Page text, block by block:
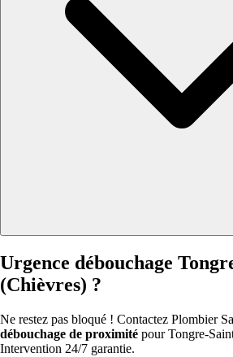
Urgence débouchage
(Chièvres) ?
Ne restez pas bloqué ! Contactez Plombier
débouchage de proximité pour Tongre-
Intervention 24/7 garantie.